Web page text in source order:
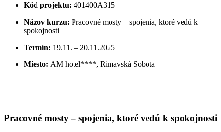
Kód projektu: 401400A315
Názov kurzu: Pracovné mosty – spojenia, ktoré vedú k
spokojnosti
Termín: 19.11. – 20.11.2025
Miesto: AM hotel****, Rimavská Sobota
Pracovné mosty – spojenia, ktoré vedú k spokojnosti